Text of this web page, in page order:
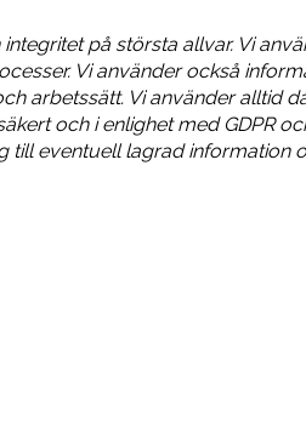
integritet på största allvar. Vi
Vi använder också
arbetssätt. Vi använder alltid
och i enlighet med GDPR
till eventuell lagrad